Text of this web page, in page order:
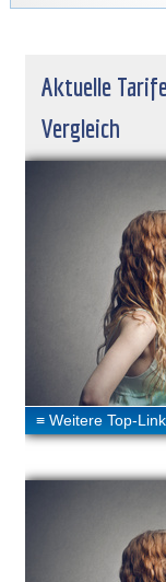
Aktuelle
Vergleich